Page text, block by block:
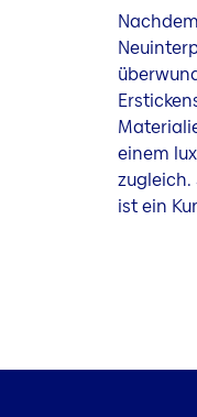
einem
zugleich.
ist ein